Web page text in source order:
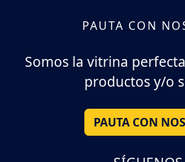
PAUTA CON
Somos la vitrina
productos y/o
PAUTA CON